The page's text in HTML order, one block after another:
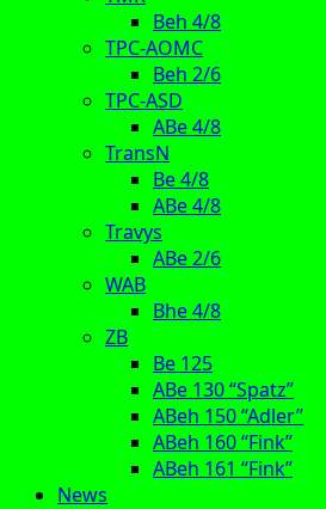
Beh 4/8
TPC-AOMC
Beh 2/6
TPC-ASD
ABe 4/8
TransN
Be 4/8
ABe 4/8
Travys
ABe 2/6
WAB
Bhe 4/8
ZB
Be 125
ABe 130 “Spatz”
ABeh 150 “Adler”
ABeh 160 “Fink”
ABeh 161 “Fink”
News